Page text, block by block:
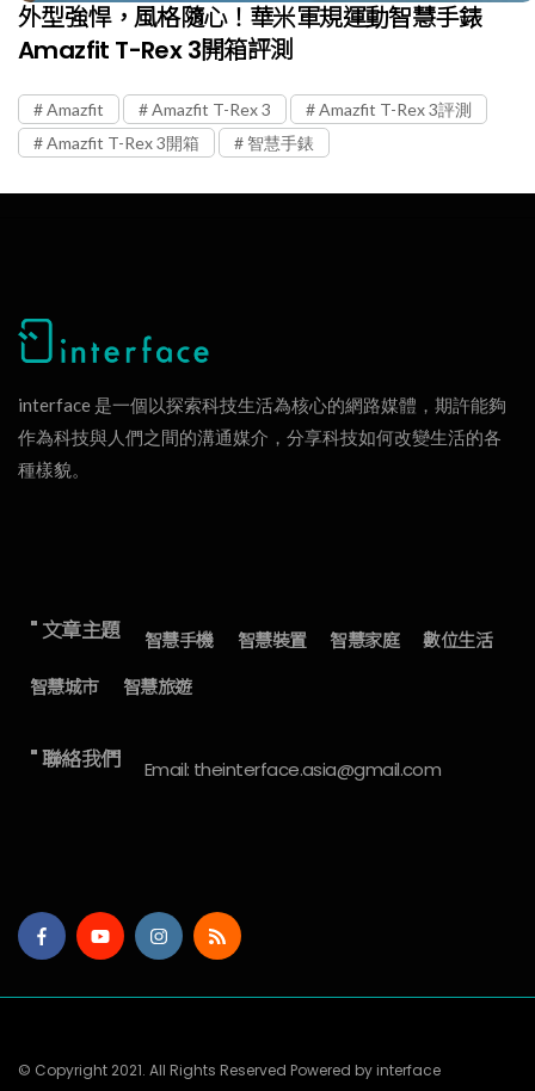
外型強悍，風格隨心！華米軍規運動智慧手錶
Amazfit T-Rex 3開箱評測
Amazfit Amazfit T-Rex 3
Amazfit T-Rex 3評測
Amazfit T-Rex 3開箱
智慧手錶
interface 是一個以探索科技生活為核心的網路媒體，期許能夠
作為科技與人們之間的溝通媒介，分享科技如何改變生活的各
種樣貌。
" 文章主題 智慧手機 智慧裝置 智慧家庭
數位生活
智慧城市
智慧旅遊
" 聯絡我們 Email: theinterface.asia@gmail.com
© Copyright 2021. All Rights Reserved Powered by interface